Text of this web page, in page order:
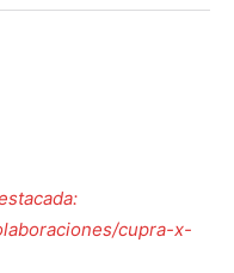
cupra-x-